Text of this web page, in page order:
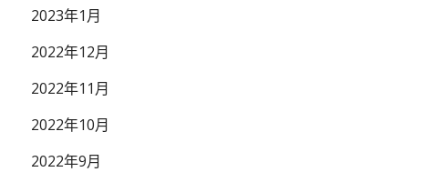
2023年1月
2022年12月
2022年11月
2022年10月
2022年9月